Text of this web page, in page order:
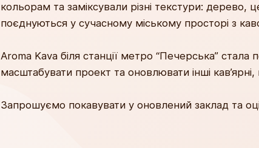
кольорам та заміксували різні текстури: дерево,
поєднуються у сучасному міському просторі з
Aroma Kava біля станції метро “Печерська”
масштабувати проект та оновлювати інші
Запрошуємо покавувати у оновлений заклад та